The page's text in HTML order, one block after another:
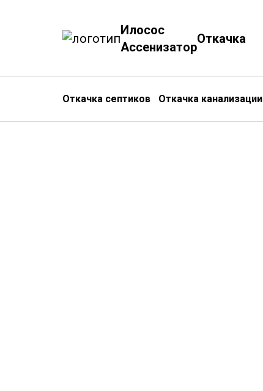
Илосос
Ассенизатор
Откачка
Откачка септиков Откачка канализации